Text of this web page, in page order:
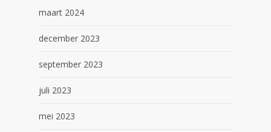
maart 2024
december 2023
september 2023
juli 2023
mei 2023